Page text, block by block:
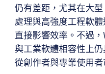
仍有差距，尤其在大型
處理與高強度工程軟
直接影響效率。不過，
與工業軟體相容性上
從創作者與專業使用者